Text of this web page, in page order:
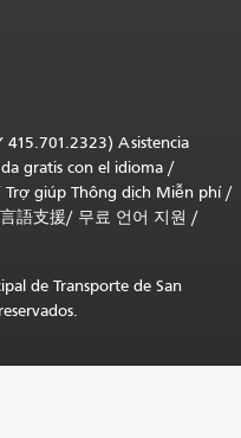
415.701.2323) Asistencia
gratis con el idioma /
Trợ giúp Thông dịch Miễn phí/
語支援/ 무료 언어 지원 /
de Transporte de San